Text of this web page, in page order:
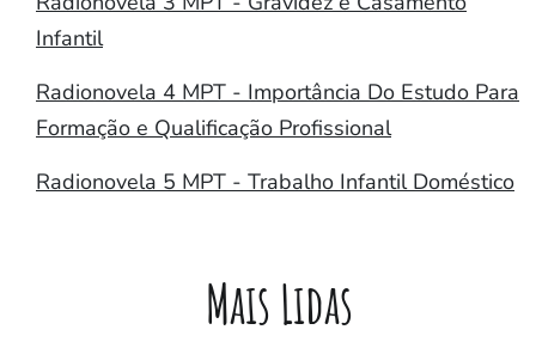
Infantil
Radionovela 4 MPT - Importância Do Estudo Para
Formação e Qualificação Profissional
Radionovela 5 MPT - Trabalho Infantil Doméstico
Mais Lidas